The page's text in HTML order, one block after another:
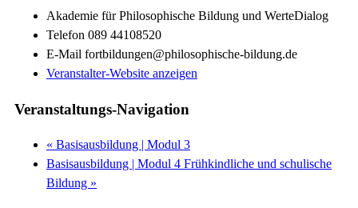
Akademie für Philosophische Bildung und WerteDialog
Telefon 089 44108520
E-Mail fortbildungen@philosophische-bildung.de
Veranstalter-Website anzeigen
Veranstaltungs-Navigation
« Basisausbildung | Modul 3
Basisausbildung | Modul 4 Frühkindliche und schulische
Bildung »